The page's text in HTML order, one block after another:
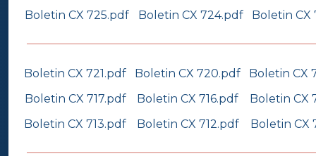
Boletin CX 725.pdf Boletin CX 724.pdf Boletin CX
Boletin CX 721.pdf Boletin CX 720.pdf
Boletin CX
Boletin CX 717.pdf
Boletin CX 716.pdf
Boletin CX
Boletin CX 713.pdf
Boletin CX 712.pdf Boletin CX